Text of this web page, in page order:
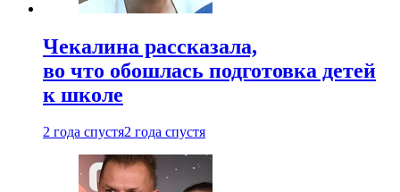
Чекалина рассказала,
во что обошлась подготовка детей
к школе
2 года спустя2 года спустя